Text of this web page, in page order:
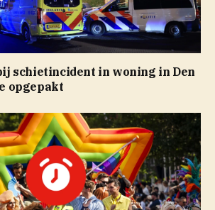
schietincident in woning in Den
opgepakt